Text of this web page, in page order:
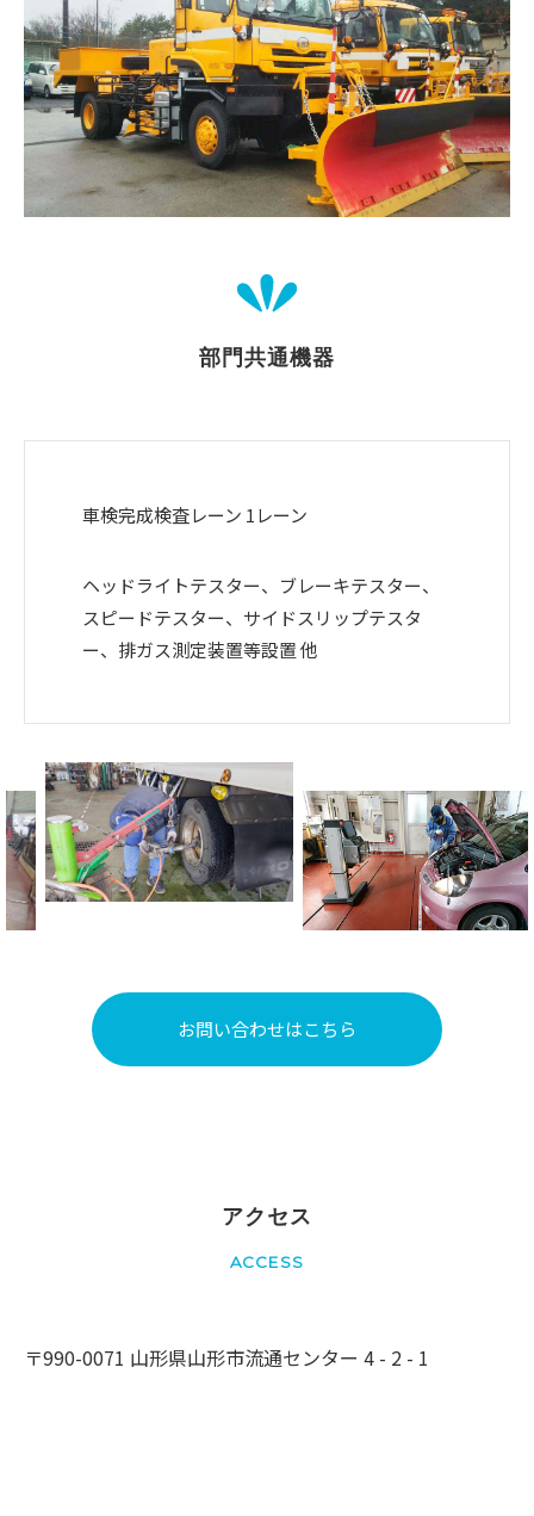
部門共通機器
車検完成検査レーン 1レーン
ヘッドライトテスター、ブレーキテスター、
スピードテスター、サイドスリップテスタ
ー、排ガス測定装置等設置 他
お問い合わせはこちら
アクセス
ACCESS
〒990-0071 山形県山形市流通センター 4 - 2 - 1